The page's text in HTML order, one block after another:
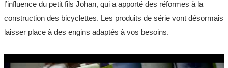
l’influence du petit fils Johan, qui a apporté des réformes à la
construction des bicyclettes. Les produits de série vont désormais
laisser place à des engins adaptés à vos besoins.